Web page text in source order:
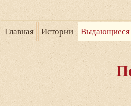
Главная Истории Выдающиеся